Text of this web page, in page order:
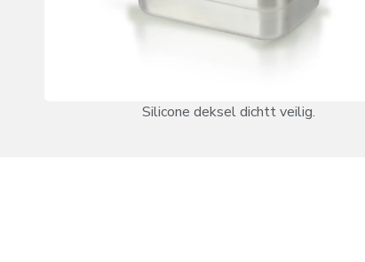
Silicone deksel dichtt veilig.